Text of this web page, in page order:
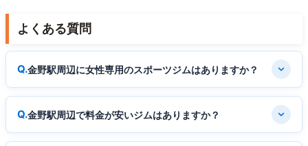
よくある質問
金野駅周辺に女性専用のスポーツジムはありますか？
金野駅周辺で料金が安いジムはありますか？